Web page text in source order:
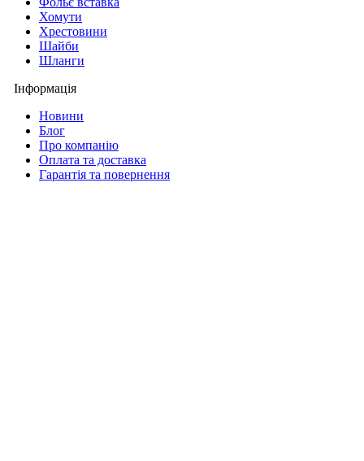
Хомути
Хрестовини
Шайби
Шланги
Інформація
Новини
Блог
Про компанію
Оплата та доставка
Гарантія та повернення